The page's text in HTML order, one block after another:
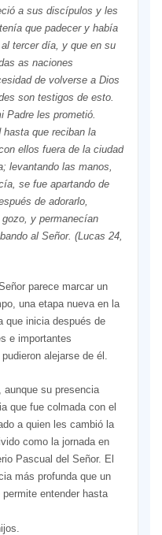
a sus discípulos y les
que padecer y había
tercer día, y que en su
as naciones
de volverse a Dios
son testigos de esto.
Padre les prometió.
que reciban la
ellos fuera de la ciudad
levantando las manos,
se fue apartando de
de adorarlo,
y permanecían
al Señor. (Lucas 24,
parece marcar un
una etapa nueva en la
que inicia después de
e importantes
alejarse de él.
aunque su presencia
que fue colmada con el
a quien les cambió la
como la jornada en
Pascual del Señor. El
más profunda que un
entender hasta